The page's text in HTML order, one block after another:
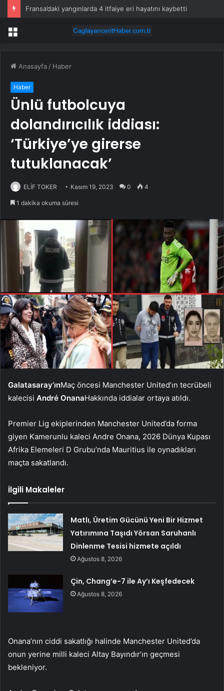
Fransa’daki yangınlarda 4 itfaiye eri hayatını kaybetti
Menü
Anasayfa / Haber
Haber
Ünlü futbolcuya
dolandırıcılık iddiası:
‘Türkiye’ye girerse
tutuklanacak’
ELİF TOKER Kasım 19, 2023 0 4
1 dakika okuma süresi
Galatasaray’ınMaç öncesi Manchester United’ın tecrübeli
kalecisi André OnanaHakkında iddialar ortaya atıldı.
Premier Lig ekiplerinden Manchester United’da forma
giyen Kamerunlu kaleci Andre Onana, 2026 Dünya Kupası
Afrika Elemeleri D Grubu’nda Mauritius ile oynadıkları
maçta sakatlandı.
İlgili Makaleler
Matlı, Üretim Gücünü Yeni Bir Hizmet
Yatırımına Taşıdı Yörsan Saruhanlı
Dinlenme Tesisi hizmete açıldı
Ağustos 8, 2026
Çin, Chang’e-7 ile Ay’ı Keşfedecek
Ağustos 8, 2026
Onana’nın ciddi sakatlığı halinde Manchester United’da
onun yerine milli kaleci Altay Bayındır’ın geçmesi
bekleniyor.